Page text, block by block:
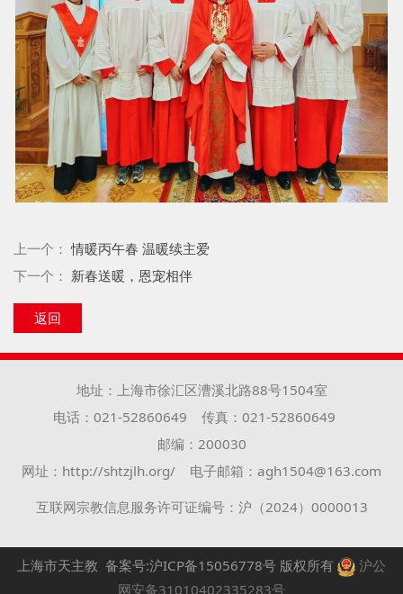
上一个：情暖丙午春 温暖续主爱
下一个： 新春送暖，恩宠相伴
返回
地址：上海市徐汇区漕溪北路88号1504室
电话：021-52860649
传真：021-52860649
邮编：200030
网址：http://shtzjlh.org/
电子邮箱：agh1504@163.com
互联网宗教信息服务许可证编号：沪（2024）0000013
上海市天主教 备案号:沪ICP备15056778号 版权所有
沪公
网安备31010402335283号